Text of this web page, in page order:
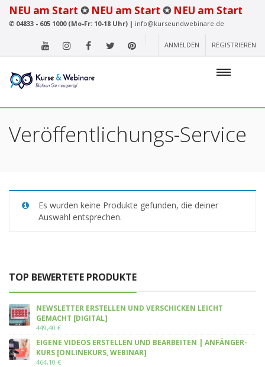
NEU am Start ✪ NEU am Start ✪ NEU am Start
✆04833 - 605 1000 (Mo-Fr: 10-18 Uhr) | info@kurseundwebinare.de
ANMELDEN REGISTRIEREN
Veröffentlichungs-Service
Es wurden keine Produkte gefunden, die deiner
Auswahl entsprechen.
TOP BEWERTETE PRODUKTE
NEWSLETTER ERSTELLEN UND VERSCHICKEN LEICHT
GEMACHT [DIGITAL]
449,40 €
EIGENE VIDEOS ERSTELLEN UND BEARBEITEN | ANFÄNGER-
KURS [ONLINEKURS, WEBINAR]
464,10 €